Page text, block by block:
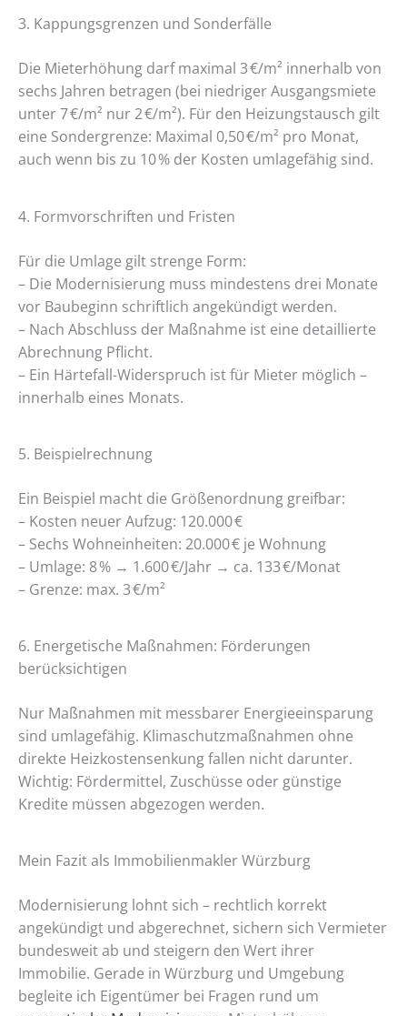
3. Kappungsgrenzen und Sonderfälle
Die Mieterhöhung darf maximal 3 €/m² innerhalb von
sechs Jahren betragen (bei niedriger Ausgangsmiete
unter 7 €/m² nur 2 €/m²). Für den Heizungstausch gilt
eine Sondergrenze: Maximal 0,50 €/m² pro Monat,
auch wenn bis zu 10 % der Kosten umlagefähig sind.
4. Formvorschriften und Fristen
Für die Umlage gilt strenge Form:
– Die Modernisierung muss mindestens drei Monate
vor Baubeginn schriftlich angekündigt werden.
– Nach Abschluss der Maßnahme ist eine detaillierte
Abrechnung Pflicht.
– Ein Härtefall-Widerspruch ist für Mieter möglich –
innerhalb eines Monats.
5. Beispielrechnung
Ein Beispiel macht die Größenordnung greifbar:
– Kosten neuer Aufzug: 120.000 €
– Sechs Wohneinheiten: 20.000 € je Wohnung
– Umlage: 8 % → 1.600 €/Jahr → ca. 133 €/Monat
– Grenze: max. 3 €/m²
6. Energetische Maßnahmen: Förderungen
berücksichtigen
Nur Maßnahmen mit messbarer Energieeinsparung
sind umlagefähig. Klimaschutzmaßnahmen ohne
direkte Heizkostensenkung fallen nicht darunter.
Wichtig: Fördermittel, Zuschüsse oder günstige
Kredite müssen abgezogen werden.
Mein Fazit als Immobilienmakler Würzburg
Modernisierung lohnt sich – rechtlich korrekt
angekündigt und abgerechnet, sichern sich Vermieter
bundesweit ab und steigern den Wert ihrer
Immobilie. Gerade in Würzburg und Umgebung
begleite ich Eigentümer bei Fragen rund um